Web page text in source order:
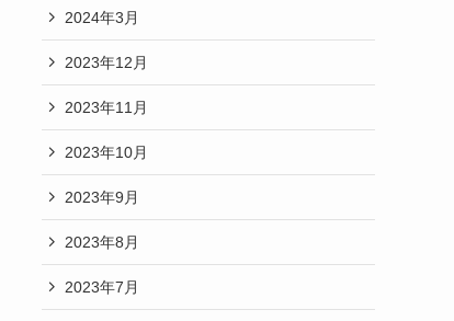
2024年3月
2023年12月
2023年11月
2023年10月
2023年9月
2023年8月
2023年7月